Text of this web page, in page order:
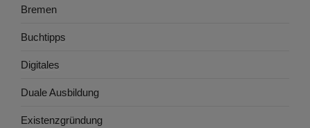
Bremen
Buchtipps
Digitales
Duale Ausbildung
Existenzgründung